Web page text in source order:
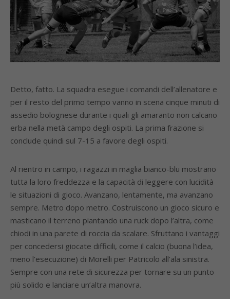
Detto, fatto. La squadra esegue i comandi dell’allenatore e
per il resto del primo tempo vanno in scena cinque minuti di
assedio bolognese durante i quali gli amaranto non calcano
erba nella metà campo degli ospiti. La prima frazione si
conclude quindi sul 7-15 a favore degli ospiti.
Al rientro in campo, i ragazzi in maglia bianco-blu mostrano
tutta la loro freddezza e la capacità di leggere con lucidità
le situazioni di gioco. Avanzano, lentamente, ma avanzano
sempre. Metro dopo metro. Costruiscono un gioco sicuro e
masticano il terreno piantando una ruck dopo l’altra, come
chiodi in una parete di roccia da scalare. Sfruttano i vantaggi
per concedersi giocate difficili, come il calcio (buona l’idea,
meno l’esecuzione) di Morelli per Patricolo all’ala sinistra.
Sempre con una rete di sicurezza per tornare su un punto
più solido e lanciare un’altra manovra.